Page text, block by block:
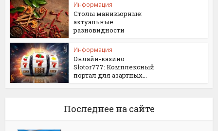
Информация
Столы маникюрные:
актуальные
разновидности
Информация
Онлайн-казино
Slotor777: Комплексный
портал для азартных...
Последнее на сайте